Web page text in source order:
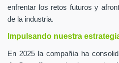
enfrentar los retos futuros y
de la industria.
Impulsando nuestra
En 2025 la compañía ha